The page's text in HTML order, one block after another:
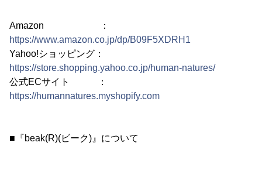
Amazon ：
https://www.amazon.co.jp/dp/B09F5XDRH1
Yahoo!ショッピング：
https://store.shopping.yahoo.co.jp/human-natures/
公式ECサイト ：
https://humannatures.myshopify.com
■『beak(R)(ビーク)』について